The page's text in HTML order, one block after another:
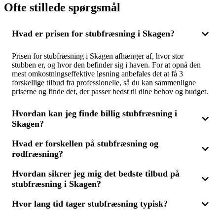
Ofte stillede spørgsmål
Hvad er prisen for stubfræsning i Skagen?
Prisen for stubfræsning i Skagen afhænger af, hvor stor
stubben er, og hvor den befinder sig i haven. For at opnå den
mest omkostningseffektive løsning anbefales det at få 3
forskellige tilbud fra professionelle, så du kan sammenligne
priserne og finde det, der passer bedst til dine behov og budget.
Hvordan kan jeg finde billig stubfræsning i
Skagen?
For at finde billig stubfræsning i Skagen skal du sammenligne
flere tilbud. Ved at indhente 3 tilbud fra fagfolk sikrer du, at du
vigtigt at beskrive opgaven præcist for at modtage
sammenlignelige og nøjagtige tilbud.
Hvad er forskellen på stubfræsning og
rodfræsning?
Stubfræsning fjerner stubben lige under jordoverfladen, mens
rodfræsning tager en større del af rodsystemet med. Hvis du
3 tilbud, så du kan vælge den bedste løsning, uanset om du skal
Hvordan sikrer jeg mig det bedste tilbud på
stubfræsning i Skagen?
For at få det mest fordelagtige tilbud på stubfræsning i Skagen
Hvor lang tid tager stubfræsning typisk?